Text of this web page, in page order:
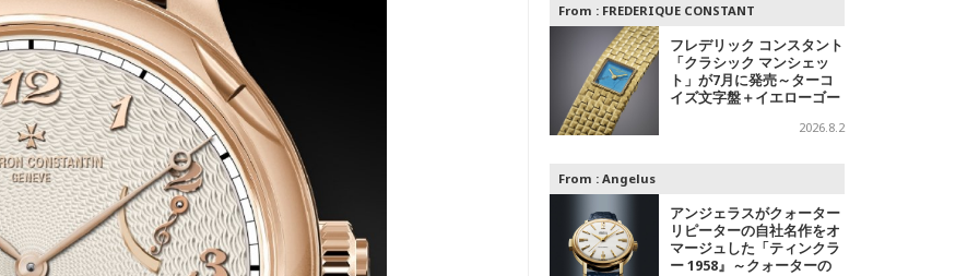
From : FREDERIQUE CONSTANT
フレデリック コンスタント
「クラシック マンシェッ
ト」が7月に発売～ターコ
イズ文字盤＋イエローゴー
字盤＋スチールの2モデル
2026.8.2
From : Angelus
アンジェラスがクォーター
リピーターの自社名作をオ
マージュした「ティンクラ
ー 1958』～クォーターの